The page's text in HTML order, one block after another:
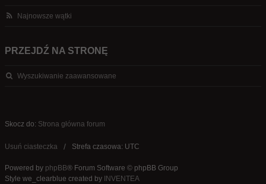
Najnowsze wątki
PRZEJDŹ NA STRONĘ
Wyszukiwanie zaawansowane
Skocz do: Strona główna forum
Usuń ciasteczka Strefa czasowa: UTC
Powered by phpBB® Forum Software © phpBB Group
Style we_clearblue created by INVENTEA